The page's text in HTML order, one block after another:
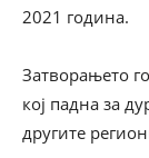
2021 година.
Затворањето
кој падна за
другите